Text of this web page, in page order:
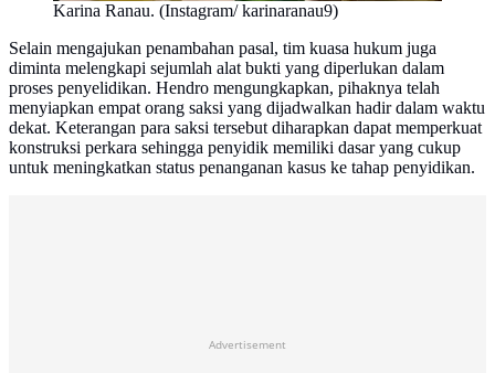
Karina Ranau. (Instagram/ karinaranau9)
Selain mengajukan penambahan pasal, tim kuasa hukum juga
diminta melengkapi sejumlah alat bukti yang diperlukan dalam
proses penyelidikan. Hendro mengungkapkan, pihaknya telah
menyiapkan empat orang saksi yang dijadwalkan hadir dalam waktu
dekat. Keterangan para saksi tersebut diharapkan dapat memperkuat
konstruksi perkara sehingga penyidik memiliki dasar yang cukup
untuk meningkatkan status penanganan kasus ke tahap penyidikan.
Advertisement